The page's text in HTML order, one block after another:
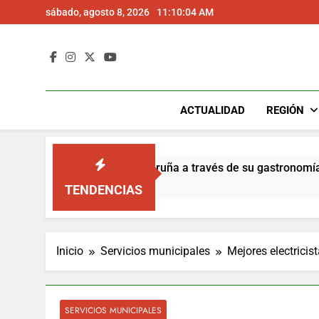
al
sábado, agosto 8, 2026 11:10:05 AM
ACTUALIDAD REGIÓN
TENDENCIAS
de A Coruña a través de su gastronomía
Inicio Servicios municipales Mejores
SERVICIOS MUNICIPALES